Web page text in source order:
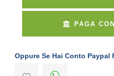
PAGA
Oppure Se Hai Conto Paypal